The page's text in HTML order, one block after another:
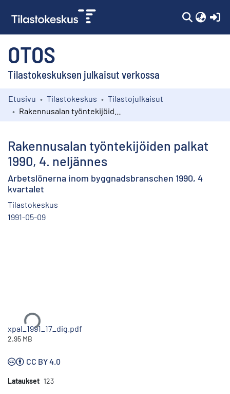
OTOS
Tilastokeskuksen julkaisut verkossa
Kokoelmat
Etusivu Tilastokeskus
Tilastojulkaisut
Rakennusalan työntekijöiden palkat
1990, 4. neljännes
Arbetslönerna inom byggnadsbranschen 1990, 4
kvartalet
Tilastokeskus
1991-05-09
xpal_1991_17_dig.pdf
2.95 MB
CC BY 4.0
Lataukset 123